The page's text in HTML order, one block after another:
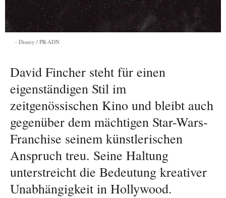
Disney / PR-ADN
David Fincher steht für einen
eigenständigen Stil im
zeitgenössischen Kino und bleibt auch
gegenüber dem mächtigen Star-Wars-
Franchise seinem künstlerischen
Anspruch treu. Seine Haltung
unterstreicht die Bedeutung kreativer
Unabhängigkeit in Hollywood.